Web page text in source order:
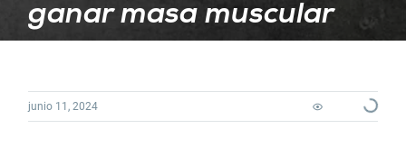
ganar masa muscular
junio 11, 2024